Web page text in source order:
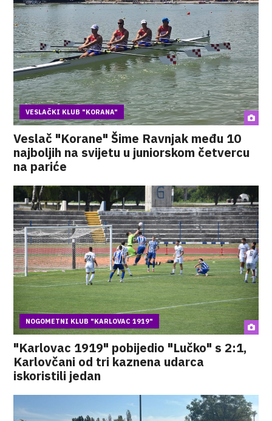
VESLAČKI KLUB "KORANA"
Veslač "Korane" Šime Ravnjak među 10
najboljih na svijetu u juniorskom četvercu
na pariće
NOGOMETNI KLUB "KARLOVAC 1919"
"Karlovac 1919" pobijedio "Lučko" s 2:1,
Karlovčani od tri kaznena udarca
iskoristili jedan